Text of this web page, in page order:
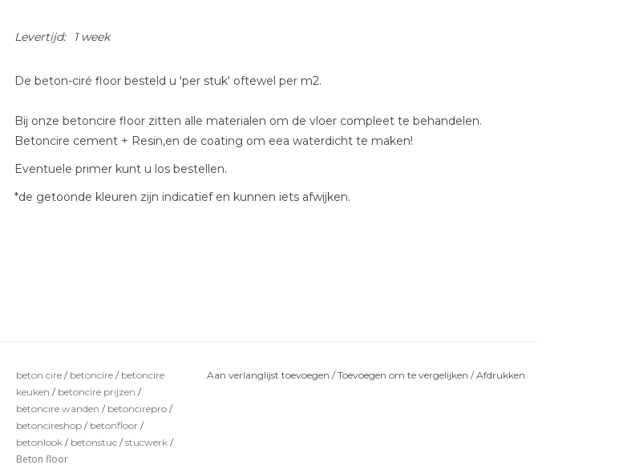
Levertijd: 1 week
De beton-ciré floor besteld u 'per stuk' oftewel per m2.
Bij onze betoncire floor zitten alle materialen om de vloer compleet te behandelen.
Betoncire cement + Resin,en de coating om eea waterdicht te maken!
Eventuele primer kunt u los bestellen.
*de getoonde kleuren zijn indicatief en kunnen iets afwijken.
beton cire / betoncire / betoncire
keuken / betoncire prijzen /
betoncire wanden / betoncirepro /
betoncireshop / betonfloor /
betonlook / betonstuc /stucwerk /
Beton floor
Aan verlanglijst toevoegen /Toevoegen om te vergelijken /Afdrukken